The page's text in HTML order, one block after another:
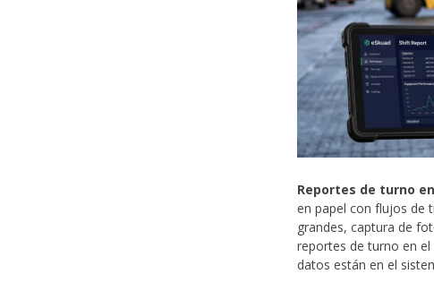
Reportes de turno
en papel con flujos de
grandes, captura de
reportes de turno en
datos están en el